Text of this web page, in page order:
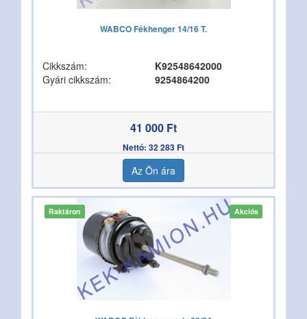
WABCO Fékhenger 14/16 T.
Cikkszám:
K92548642000
Gyári cikkszám:
9254864200
41 000 Ft
Nettó: 32 283 Ft
Az Ön ára
Raktáron Akciós